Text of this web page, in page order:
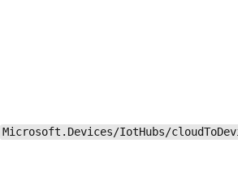
Microsoft.Devices/IotHubs/